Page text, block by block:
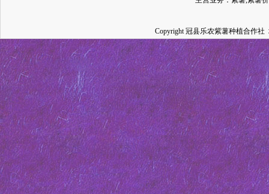
Copyright 冠县乐农紫薯种植合作